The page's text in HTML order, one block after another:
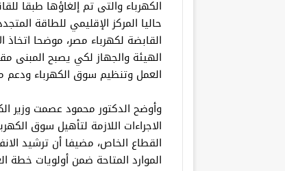
حاليا المركز الإقليمي للطاقة
القابضة لكهرباء مصر، موضحا
الهيئة والجهاز لكي يصبح المبنى
العمل وتنظيم سوق الكهرباء ودعم
وأوضح الدكتور محمود عصمت وزير
الاجراءات اللازمة لتأهيل سوق
القطاع الخاص، مضيفا أن ترشيد
الموارد المتاحة ضمن أولويات خطة